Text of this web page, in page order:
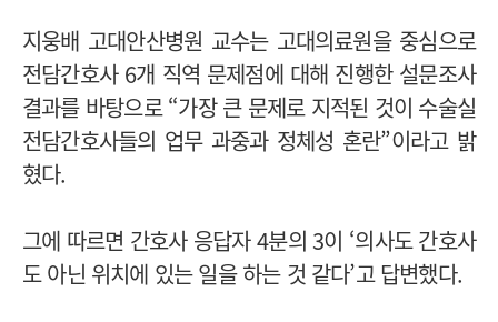
지웅배 고대안산병원 교수는 고대의료원을 중심으로
전담간호사 6개 직역 문제점에 대해 진행한 설문조사
결과를 바탕으로 “가장 큰 문제로 지적된 것이 수술실
전담간호사들의 업무 과중과 정체성 혼란”이라고 밝
혔다.
그에 따르면 간호사 응답자 4분의 3이 ‘의사도 간호사
도 아닌 위치에 있는 일을 하는 것 같다’고 답변했다.